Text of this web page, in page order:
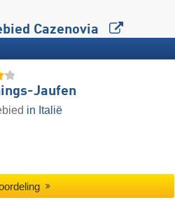
Cazenovia
Jaufen
in Italië